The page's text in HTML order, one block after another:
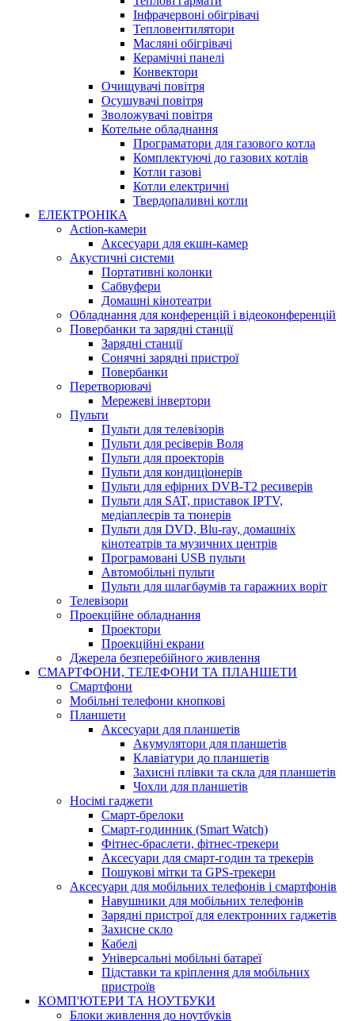
Інфрачервоні обігрівачі
Тепловентилятори
Масляні обігрівачі
Керамічні панелі
Конвектори
Очищувачі повітря
Осушувачі повітря
Зволожувачі повітря
Котельне обладнання
Програматори для газового котла
Комплектуючі до газових котлів
Котли газові
Котли електричні
Твердопаливні котли
ЕЛЕКТРОНІКА
Action-камери
Аксесуари для екшн-камер
Акустичні системи
Портативні колонки
Сабвуфери
Домашні кінотеатри
Обладнання для конференцій і відеоконференцій
Повербанки та зарядні станції
Зарядні станції
Сонячні зарядні пристрої
Повербанки
Перетворювачі
Мережеві інвертори
Пульти
Пульти для телевізорів
Пульти для ресіверів Воля
Пульти для проекторів
Пульти для кондиціонерів
Пульти для ефірних DVB-T2 ресиверів
Пульти для SAT, приставок IPTV,
медіаплеєрів та тюнерів
Пульти для DVD, Blu-ray, домашніх
кінотеатрів та музичних центрів
Програмовані USB пульти
Автомобільні пульти
Пульти для шлагбаумів та гаражних воріт
Телевізори
Проекційне обладнання
Проектори
Проекційні екрани
Джерела безперебійного живлення
СМАРТФОНИ, ТЕЛЕФОНИ ТА ПЛАНШЕТИ
Смартфони
Мобільні телефони кнопкові
Планшети
Аксесуари для планшетів
Акумулятори для планшетів
Клавіатури до планшетів
Захисні плівки та скла для планшетів
Чохли для планшетів
Носімі гаджети
Смарт-брелоки
Смарт-годинник (Smart Watch)
Фітнес-браслети, фітнес-трекери
Аксесуари для смарт-годин та трекерів
Пошукові мітки та GPS-трекери
Аксесуари для мобільних телефонів і смартфонів
Навушники для мобільних телефонів
Зарядні пристрої для електронних гаджетів
Захисне скло
Кабелі
Універсальні мобільні батареї
Підставки та кріплення для мобільних
пристроїв
КОМП'ЮТЕРИ ТА НОУТБУКИ
Блоки живлення до ноутбуків